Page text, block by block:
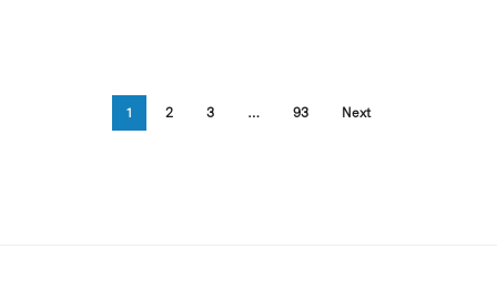
1 2 3 … 93 Next